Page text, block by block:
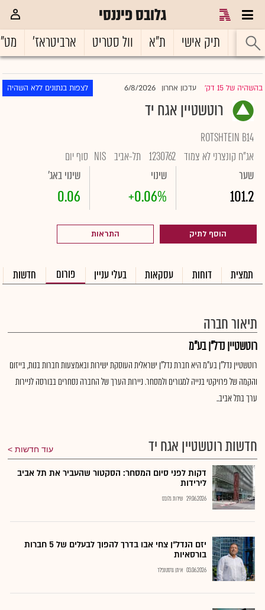
גלובס פיננסי
ראשי תיק אישי ת"א וול סטריט ארביטראז'
בהשהיה של 15 דק' |עדכון אחרון 6/8/2026 לצפות בנתונים ללא השהיה
רוטשטיין אגח יד
ROTSHTEIN B14
אג"ח קונצרני לא צמוד 1230762 תל-אביב NIS סוף יום
שער
101.2
שינוי
+0.06%
שינוי באג'
0.06
הוסף לתיק התראות
תמצית דוחות עסקאות בעלי עניין פורום חדשות
תיאור חברה
רוטשטיין נדל"ן בע"מ
רוטשטיין נדל"ן בע"מ היא חברת נדל"ן ישראלית העוסקת ישירות ובאמצעות חברות בנות, בייזום
והקמה של פרויקטי בנייה למגורים ולמסחר. ניירות הערך של החברה נסחרים בבורסה לניירות
ערך בתל אביב..
חדשות רוטשטיין אגח יד עוד חדשות
דקות לפני סיום המסחר: הסקטור שהעביר את תל אביב
לירידות
29.06.2026 שירות גלובס
יזם הנדל"ן צחי אבו בדרך להפוך לבעלים של 5 חברות
בורסאיות
03.06.2026 איתן גרסטנפלד